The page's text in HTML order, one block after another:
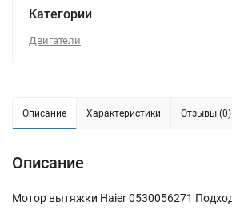
Категории
Двигатели
Описание Характеристики Отзывы (0)
Описание
Мотор вытяжки Haier 0530056271